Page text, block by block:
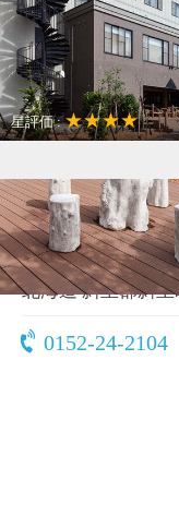
プ
星評価 :★★★★
温泉リゾート 景色や自
〒099-4351
北海道 斜里郡斜
0152-24-2104